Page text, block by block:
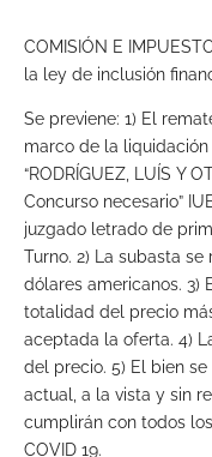
COMISIÓN E
la ley de inclusión
Se previene: 1) El
marco de la
“RODRÍGUEZ, LUÍS Y
Concurso necesario”
juzgado letrado de
Turno. 2) La subasta
dólares americanos. 3)
totalidad del precio
aceptada la oferta. 4)
del precio. 5) El bien
actual, a la vista y sin
cumplirán con todos
COVID 19.